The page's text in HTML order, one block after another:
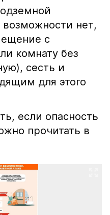
возможности нет,
с
комнату без
сесть и
для этого
если опасность
прочитать в